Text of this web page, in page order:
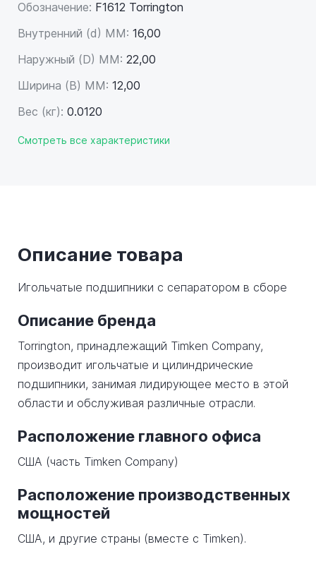
Обозначение: F1612 Torrington
Внутренний (d) ММ: 16,00
Наружный (D) ММ: 22,00
Ширина (B) MM: 12,00
Вес (кг): 0.0120
Смотреть все характеристики
Описание товара
Игольчатые подшипники с сепаратором в сборе
Описание бренда
Torrington, принадлежащий Timken Company,
производит игольчатые и цилиндрические
подшипники, занимая лидирующее место в этой
области и обслуживая различные отрасли.
Расположение главного офиса
США (часть Timken Company)
Расположение производственных
мощностей
США, и другие страны (вместе с Timken).